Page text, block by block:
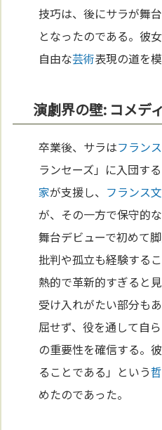
技巧は、後にサラが舞
となったのである。彼
自由な芸術表現の道を
演劇界の壁: コメデ
卒業後、サラはフランス
ランセーズ」に入団す
家が支援し、 フランス
が、その一方で保守的
舞台デビューで初めて脚
批判や孤立も経験する
熱的で革新的すぎると
受け入れがたい部分も
屈せず、役を通して自
の重要性を確信する。
ることである」という
めたのであった。